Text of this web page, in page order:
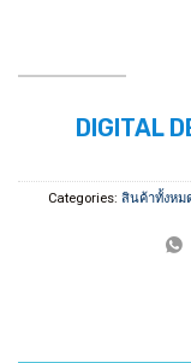
DIGITAL
Categories: สินค้าทั้งหม